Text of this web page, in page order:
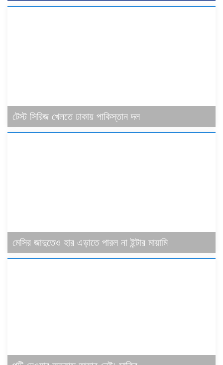
টেস্ট সিরিজ খেলতে ঢাকায় পাকিস্তান দল
মেসির জাদুতেও হার এড়াতে পারল না ইন্টার মায়ামি